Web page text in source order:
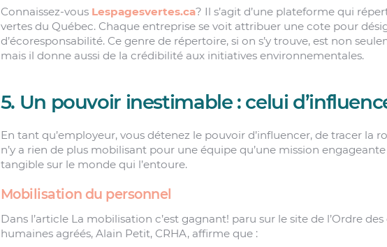
Connaissez-vous Lespagesvertes.ca? Il s’agit d’une plateforme qui
vertes du Québec. Chaque entreprise se voit attribuer une cote pour
d’écoresponsabilité. Ce genre de répertoire, si on s’y trouve, est non
mais il donne aussi de la crédibilité aux initiatives environnementales.
5. Un pouvoir inestimable : celui
En tant qu’employeur, vous détenez le pouvoir d’influencer, de tracer la
n’y a rien de plus mobilisant pour une équipe qu’une mission
tangible sur le monde qui l’entoure.
Mobilisation du personnel
Dans l’article La mobilisation c’est gagnant! paru sur le site de l’Ordre
humaines agréés, Alain Petit, CRHA, affirme que :